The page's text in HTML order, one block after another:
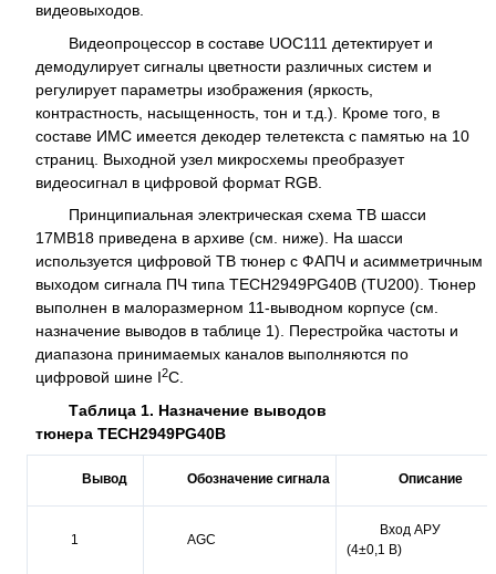
видеовыходов.
Видеопроцессор в составе UOC111 детектирует и
демодулирует сигналы цветности различных систем и
регулирует параметры изображения (яркость,
контрастность, насыщенность, тон и т.д.). Кроме того, в
составе ИМС имеется декодер телетекста с памятью на 10
страниц. Выходной узел микросхемы преобразует
видеосигнал в цифровой формат RGB.
Принципиальная электрическая схема ТВ шасси
17МВ18 приведена в архиве (см. ниже). На шасси
используется цифровой ТВ тюнер с ФАПЧ и асимметричным
выходом сигнала ПЧ типа TECH2949PG40B (TU200). Тюнер
выполнен в малоразмерном 11-выводном корпусе (см.
назначение выводов в таблице 1). Перестройка частоты и
диапазона принимаемых каналов выполняются по
цифровой шине I2C.
Таблица 1. Назначение выводов
тюнера TECH2949PG40B
Вывод Обозначение сигнала Описание
1 AGC
Вход АРУ
(4±0,1 В)